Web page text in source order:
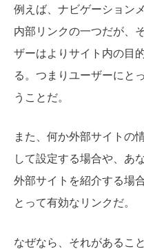
例えば、ナビゲーション
内部リンクの一つだが、
ザーはよりサイト内の目
る。つまりユーザーにと
うことだ。
また、何か外部サイトの
して設定する場合や、あ
外部サイトを紹介する場
とって有効なリンクだ。
なぜなら、それがあるこ